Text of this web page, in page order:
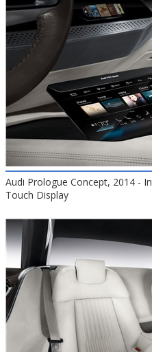
Audi Prologue Concept, 2014 -
Touch Display